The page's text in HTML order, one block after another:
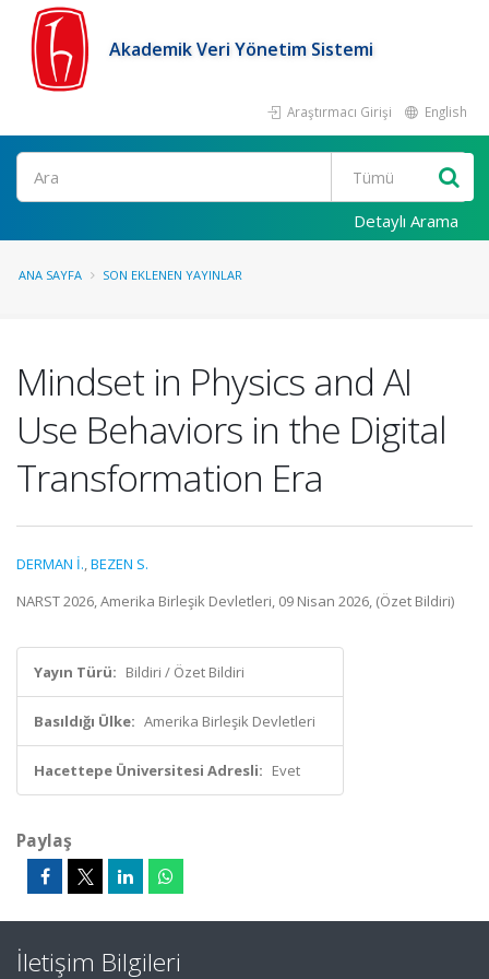
Akademik Veri Yönetim Sistemi
Araştırmacı Girişi English
Ara
Detaylı Arama
ANA SAYFA SON EKLENEN YAYINLAR
Mindset in Physics and AI
Use Behaviors in the Digital
Transformation Era
DERMAN İ.,BEZEN S.
NARST 2026, Amerika Birleşik Devletleri, 09 Nisan 2026, (Özet Bildiri)
Yayın Türü: Bildiri / Özet Bildiri
Basıldığı Ülke: Amerika Birleşik Devletleri
Hacettepe Üniversitesi Adresli: Evet
Paylaş
İletişim Bilgileri